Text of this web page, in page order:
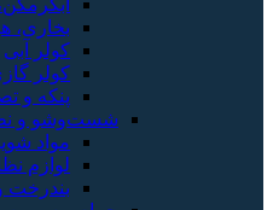
بخاری،
کولر آبی
کولر
پنکه و
شست‌وشو و
مواد
لوازم
بندرخت